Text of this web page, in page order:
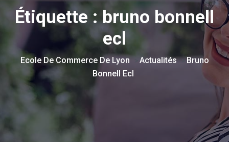
Étiquette :bruno bonnell
ecl
Ecole De Commerce De Lyon Actualités >Bruno
Bonnell Ecl